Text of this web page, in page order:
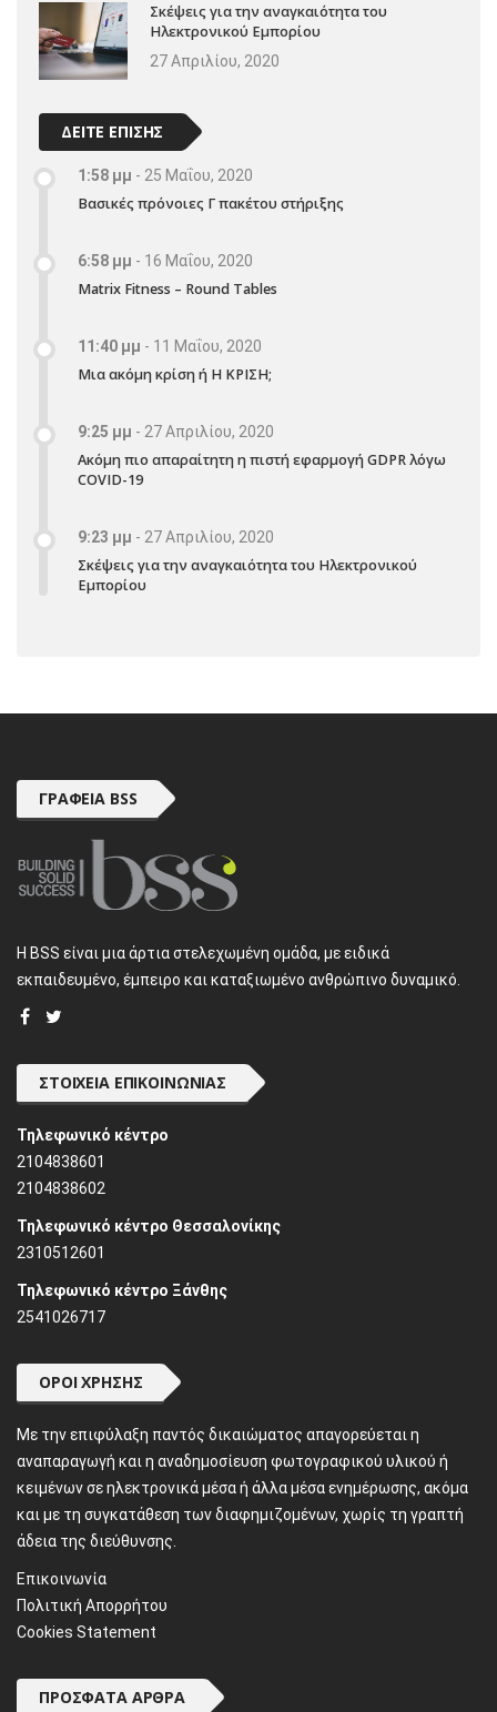
Σκέψεις για την αναγκαιότητα του
Ηλεκτρονικού Εμπορίου
27 Απριλίου, 2020
ΔΕΙΤΕ ΕΠΙΣΗΣ
1:58 μμ - 25 Μαΐου, 2020
Βασικές πρόνοιες Γ πακέτου στήριξης
6:58 μμ - 16 Μαΐου, 2020
Matrix Fitness – Round Tables
11:40 μμ - 11 Μαΐου, 2020
Μια ακόμη κρίση ή Η ΚΡΙΣΗ;
9:25 μμ - 27 Απριλίου, 2020
Ακόμη πιο απαραίτητη η πιστή εφαρμογή GDPR λόγω
COVID-19
9:23 μμ - 27 Απριλίου, 2020
Σκέψεις για την αναγκαιότητα του Ηλεκτρονικού
Εμπορίου
ΓΡΑΦΕΊΑ BSS
H BSS είναι μια άρτια στελεχωμένη ομάδα, με ειδικά
εκπαιδευμένο, έμπειρο και καταξιωμένο ανθρώπινο δυναμικό.
ΣΤΟΙΧΕΊΑ ΕΠΙΚΟΙΝΩΝΊΑΣ
Τηλεφωνικό κέντρο
2104838601
2104838602
Τηλεφωνικό κέντρο Θεσσαλονίκης
2310512601
Τηλεφωνικό κέντρο Ξάνθης
2541026717
ΌΡΟΙ ΧΡΉΣΗΣ
Mε την επιφύλαξη παντός δικαιώματος απαγορεύεται η
αναπαραγωγή και η αναδημοσίευση φωτογραφικού υλικού ή
κειμένων σε ηλεκτρονικά μέσα ή άλλα μέσα ενημέρωσης, ακόμα
και με τη συγκατάθεση των διαφημιζομένων, χωρίς τη γραπτή
άδεια της διεύθυνσης.
Επικοινωνία
Πολιτική Απορρήτου
Cookies Statement
ΠΡΌΣΦΑΤΑ ΆΡΘΡΑ